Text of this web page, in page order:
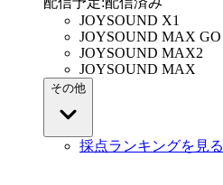
JOYSOUND X1
JOYSOUND MAX GO
JOYSOUND MAX2
JOYSOUND MAX
その他
採点ランキングを見る